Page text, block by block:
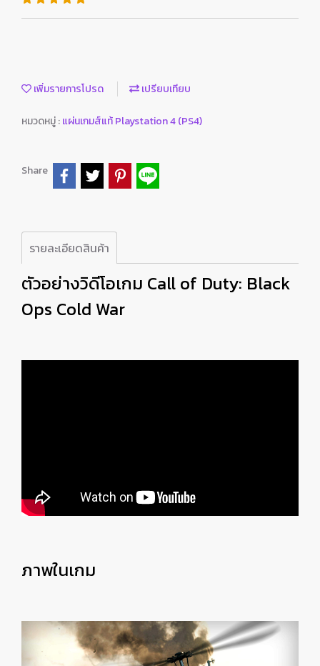
เพิ่มรายการโปรด เปรียบเทียบ
หมวดหมู่ :แผ่นเกมส์แท้ Playstation 4 (PS4)
Share
รายละเอียดสินค้า
ตัวอย่างวิดีโอเกม Call of Duty: Black
Ops Cold War
ภาพในเกม